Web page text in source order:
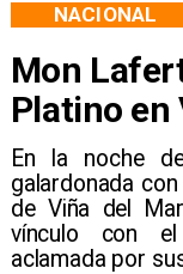
Mon
Platino en
En la noche
galardonada con
de Viña del
vínculo con
aclamada por
NACIONAL